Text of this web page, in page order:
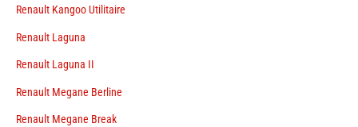
Renault Kangoo Utilitaire
Renault Laguna
Renault Laguna II
Renault Megane Berline
Renault Megane Break